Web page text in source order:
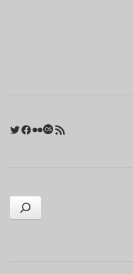
Twitter
Facebook
FlickrLast.fm
검색